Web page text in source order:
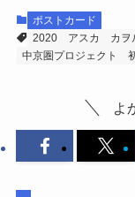
ポストカード
2020
アスカ カヲ
中京圏プロジェクト
よ